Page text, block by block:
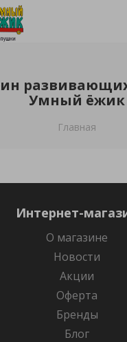
Умный ёжик
Главная
Интернет-
О магазине
Новости
Акции
Оферта
Бренды
Блог